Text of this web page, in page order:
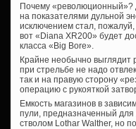
Почему «революционный»?
на показателями дульной
исключением стал,
вот «Diana XR200» будет
класса «Big Bore».
Крайне необычно выглядит
при стрельбе не надо
так и на правую сторону
операцию с рукояткой
Емкость магазинов в
пули, предназначенный
стволом Lothar Walther, но